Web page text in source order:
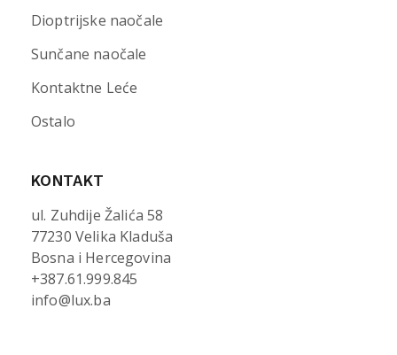
Dioptrijske naočale
Sunčane naočale
Kontaktne Leće
Ostalo
KONTAKT
ul. Zuhdije Žalića 58
77230 Velika Kladuša
Bosna i Hercegovina
+387.61.999.845
info@lux.ba